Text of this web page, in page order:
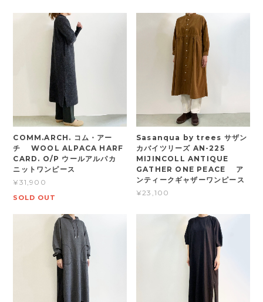
COMM.ARCH. コム・アー
チ WOOL ALPACA HARF
CARD. O/P ウールアルパカ
ニットワンピース
¥31,900
SOLD OUT
Sasanqua by trees サザン
カバイツリーズ AN-225
MIJINCOLL ANTIQUE
GATHER ONE PEACE ア
ンティークギャザーワンピース
¥23,100